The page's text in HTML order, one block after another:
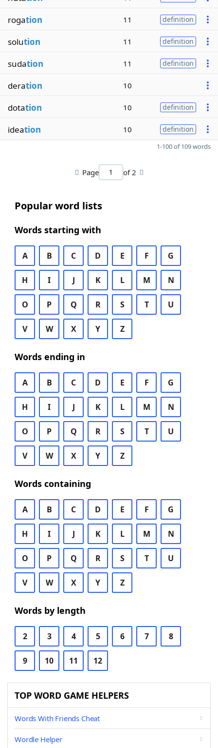
rogation 11 definition
solution 11 definition
sudation 11 definition
deration 10
dotation 10 definition
ideation 10 definition
1-100 of 109 words
Page of 2
Popular word lists
Words starting with
A B C D E F G
H I J K L M N
O P Q R S T U
V W X Y Z
Words ending in
A B C D E F G
H I J K L M N
O P Q R S T U
V W X Y Z
Words containing
A B C D E F G
H I J K L M N
O P Q R S T U
V W X Y Z
Words by length
2 3 4 5 6 7 8
9 10 11 12
TOP WORD GAME HELPERS
Words With Friends Cheat
Wordle Helper